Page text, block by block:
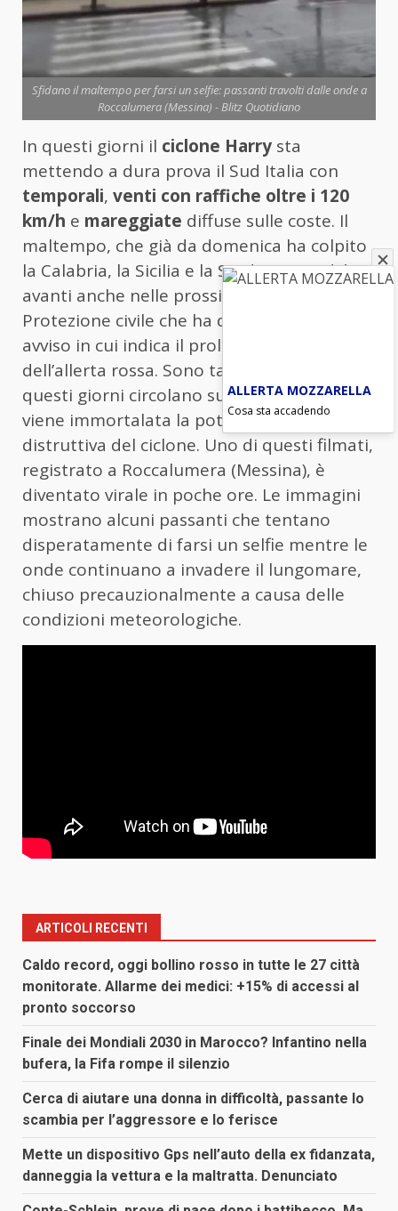
Sfidano il maltempo per farsi un selfie: passanti travolti dalle onde a
Roccalumera (Messina) - Blitz Quotidiano
In questi giorni il ciclone Harry sta
mettendo a dura prova il Sud Italia con
temporali, venti con raffiche oltre i 120
km/h e mareggiate diffuse sulle coste. Il
maltempo, che già da domenica ha colpito
la Calabria, la Sicilia e la Sardegna, andrà
avanti anche nelle prossime ore, con la
Protezione civile che ha diramato un nuovo
avviso in cui indica il prolungamento
dell’allerta rossa. Sono tanti i video che in
questi giorni circolano sul web, nei quali
viene immortalata la potenza talvolta
distruttiva del ciclone. Uno di questi filmati,
registrato a Roccalumera (Messina), è
diventato virale in poche ore. Le immagini
mostrano alcuni passanti che tentano
disperatamente di farsi un selfie mentre le
onde continuano a invadere il lungomare,
chiuso precauzionalmente a causa delle
condizioni meteorologiche.
ARTICOLI RECENTI
Caldo record, oggi bollino rosso in tutte le 27 città
monitorate. Allarme dei medici: +15% di accessi al
pronto soccorso
Finale dei Mondiali 2030 in Marocco? Infantino nella
bufera, la Fifa rompe il silenzio
Cerca di aiutare una donna in difficoltà, passante lo
scambia per l’aggressore e lo ferisce
Mette un dispositivo Gps nell’auto della ex fidanzata,
danneggia la vettura e la maltratta. Denunciato
ALLERTA MOZZARELLA
Cosa sta accadendo